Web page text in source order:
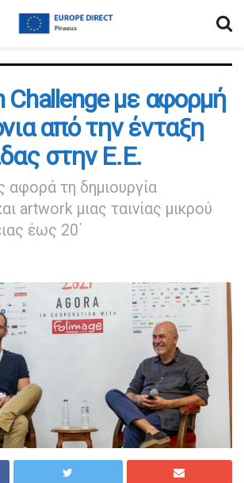
Challenge με αφορμή
από την ένταξη
στην Ε.Ε.
αφορά τη δημιουργία
artwork μιας ταινίας μικρού
έως 20΄